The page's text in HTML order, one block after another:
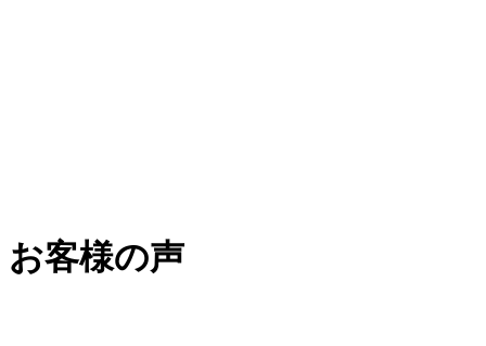
お客様の声